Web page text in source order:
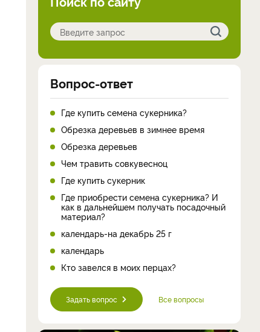
Вопрос-ответ
Где купить семена сукерника?
Обрезка деревьев в зимнее время
Обрезка деревьев
Чем травить совкувесноц
Где купить сукерник
Где приобрести семена сукерника? И
как в дальнейшем получать посадочный
материал?
календарь-на декабрь 25 г
календарь
Кто завелся в моих перцах?
Задать вопрос Все вопросы